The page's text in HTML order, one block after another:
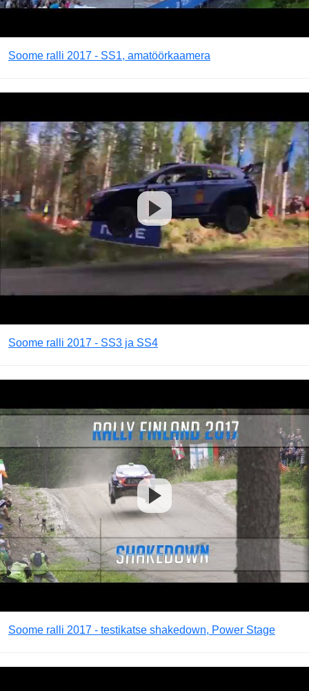
Soome ralli 2017 - SS1, amatöörkaamera
Soome ralli 2017 - SS3 ja SS4
Soome ralli 2017 - testikatse shakedown, Power Stage